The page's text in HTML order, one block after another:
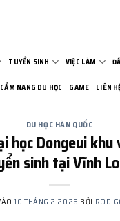
TUYỂN SINH VIỆC LÀM
CẨM NANG DU HỌC GAME LIÊN
DU HỌC HÀN QUỐC
học Dongeui khu
sinh tại Vĩnh
10 THÁNG 2 2026 BỞI